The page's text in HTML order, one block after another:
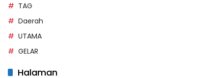
TAG
Daerah
UTAMA
GELAR
Halaman